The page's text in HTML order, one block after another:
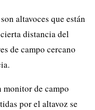
altavoces que están
distancia del
de campo cercano
de campo
por el altavoz se